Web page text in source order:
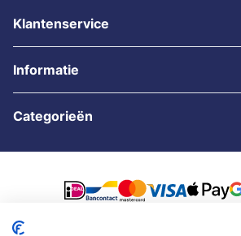
Klantenservice
Informatie
Categorieën